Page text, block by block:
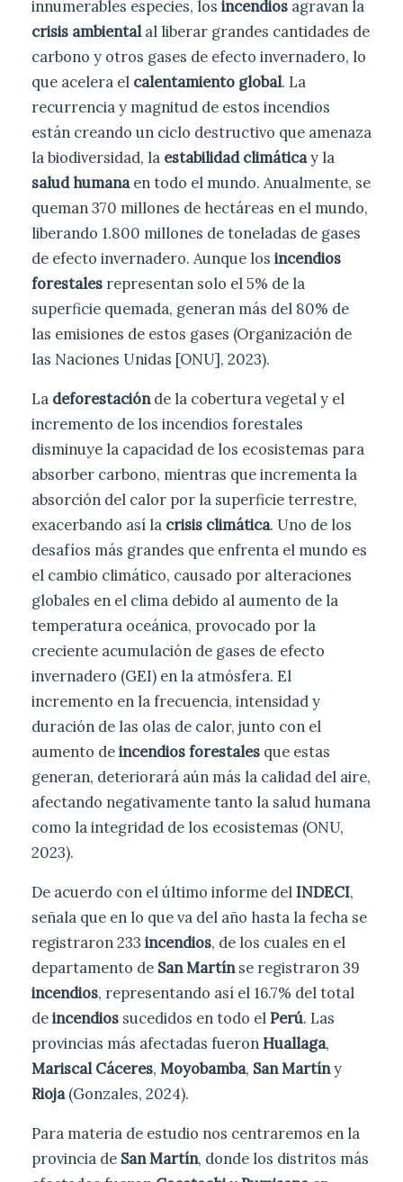
innumerables especies, los incendios agravan la
crisis ambientalal liberar grandes cantidades de
carbono y otros gases de efecto invernadero, lo
que acelera el calentamiento global. La
recurrencia y magnitud de estos incendios
están creando un ciclo destructivo que amenaza
la biodiversidad, la estabilidad climáticay la
salud humanaen todo el mundo. Anualmente, se
queman 370 millones de hectáreas en el mundo,
liberando 1.800 millones de toneladas de gases
de efecto invernadero. Aunque los incendios
forestales representan solo el 5% de la
superficie quemada, generan más del 80% de
las emisiones de estos gases (Organización de
las Naciones Unidas [ONU], 2023).
La deforestaciónde la cobertura vegetal y el
incremento de los incendios forestales
disminuye la capacidad de los ecosistemas para
absorber carbono, mientras que incrementa la
absorción del calor por la superficie terrestre,
exacerbando así la crisis climática. Uno de los
desafíos más grandes que enfrenta el mundo es
el cambio climático, causado por alteraciones
globales en el clima debido al aumento de la
temperatura oceánica, provocado por la
creciente acumulación de gases de efecto
invernadero (GEI) en la atmósfera. El
incremento en la frecuencia, intensidad y
duración de las olas de calor, junto con el
aumento deincendios forestales que estas
generan, deteriorará aún más la calidad del aire,
afectando negativamente tanto la salud humana
como la integridad de los ecosistemas (ONU,
2023).
De acuerdo con el último informe delINDECI,
señala que en lo que va del año hasta la fecha se
registraron 233 incendios, de los cuales en el
departamento de San Martínse registraron 39
incendios, representando así el 16.7% del total
deincendios sucedidos en todo elPerú. Las
provincias más afectadas fueronHuallaga,
Mariscal Cáceres, Moyobamba, San Martíny
Rioja(Gonzales, 2024).
Para materia de estudio nos centraremos en la
provincia de San Martín, donde los distritos más